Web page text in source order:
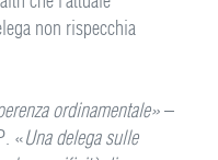
non rispecchia
ordinamentale»–
«Una delega sulle